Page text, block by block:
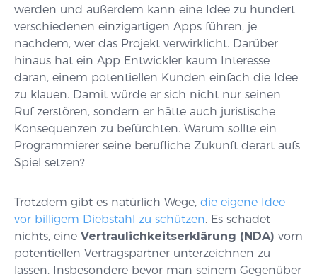
werden und außerdem kann eine Idee zu hundert
verschiedenen einzigartigen Apps führen, je
nachdem, wer das Projekt verwirklicht. Darüber
hinaus hat ein App Entwickler kaum Interesse
daran, einem potentiellen Kunden einfach die Idee
zu klauen. Damit würde er sich nicht nur seinen
Ruf zerstören, sondern er hätte auch juristische
Konsequenzen zu befürchten. Warum sollte ein
Programmierer seine berufliche Zukunft derart aufs
Spiel setzen?
Trotzdem gibt es natürlich Wege, die eigene Idee
vor billigem Diebstahl zu schützen. Es schadet
nichts, eine Vertraulichkeitserklärung (NDA) vom
potentiellen Vertragspartner unterzeichnen zu
lassen. Insbesondere bevor man seinem Gegenüber